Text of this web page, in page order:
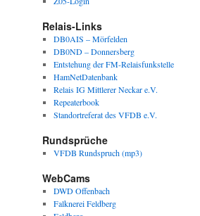
Relais-Links
DB0AIS – Mörfelden
DB0ND – Donnersberg
Entstehung der FM-Relaisfunkstelle
HamNetDatenbank
Relais IG Mittlerer Neckar e.V.
Repeaterbook
Standortreferat des VFDB e.V.
Rundsprüche
VFDB Rundspruch (mp3)
WebCams
DWD Offenbach
Falknerei Feldberg